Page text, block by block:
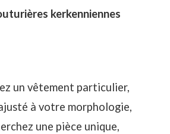
kerkenniennes
un vêtement particulier,
à votre morphologie,
une pièce unique,